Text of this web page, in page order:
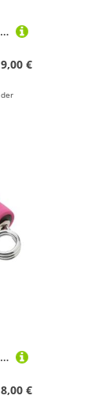
TOBBOMEY Metall-ersatzbügel für Brillen Lochdurchmesser Robuste Legierung Kompatibel mit Verschiedenen Brillenfassungen Einfache Montage Stabiler Halt für Alltag und Outdoor-einsatz
9,00 €
TOBBOMEY 2 Stück Handmuskeltrainer Baumwollbezug Fingertrainer für Effektives Griffkrafttraining Zuhause für Golfer Tennisspieler Musiker zur Stärkung von Fingern Handgelenken und
8,00 €